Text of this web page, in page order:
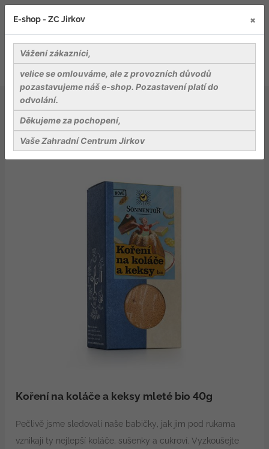
Delikatesy
Koření na koláče a keksy mleté bio 40g
Koření na koláče a keksy mleté bio 40g
Pečlivě jsme sledovali naše babičky, jak jim pod rukama
vznikají ty nejlepší koláče, sušenky a cukroví. Vyzkoušejte
E-shop - ZC Jirkov ×
Vážení zákazníci,
velice se omlouváme, ale z provozních důvodů
pozastavujeme náš e-shop. Pozastavení platí do
odvolání.
Děkujeme za pochopení,
Vaše Zahradní Centrum Jirkov